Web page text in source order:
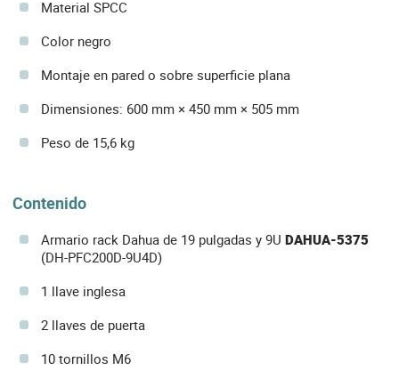
Material SPCC
Color negro
Montaje en pared o sobre superficie plana
Dimensiones: 600 mm × 450 mm × 505 mm
Peso de 15,6 kg
Contenido
Armario rack Dahua de 19 pulgadas y 9U DAHUA-5375
(DH-PFC200D-9U4D)
1 llave inglesa
2 llaves de puerta
10 tornillos M6